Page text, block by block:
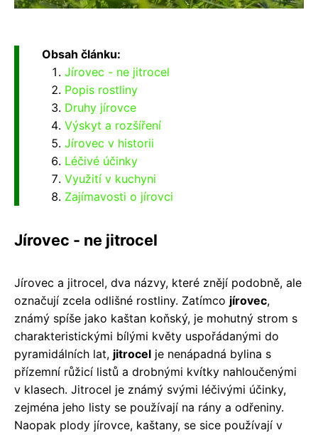
Obsah článku:
Jírovec - ne jitrocel
Popis rostliny
Druhy jírovce
Výskyt a rozšíření
Jírovec v historii
Léčivé účinky
Využití v kuchyni
Zajímavosti o jírovci
Jírovec - ne jitrocel
Jírovec a jitrocel, dva názvy, které znějí podobně, ale
označují zcela odlišné rostliny. Zatímco jírovec,
známý spíše jako kaštan koňský, je mohutný strom s
charakteristickými bílými květy uspořádanými do
pyramidálních lat, jitrocel je nenápadná bylina s
přízemní růžicí listů a drobnými kvítky nahloučenými
v klasech. Jitrocel je známý svými léčivými účinky,
zejména jeho listy se používají na rány a odřeniny.
Naopak plody jírovce, kaštany, se sice používají v